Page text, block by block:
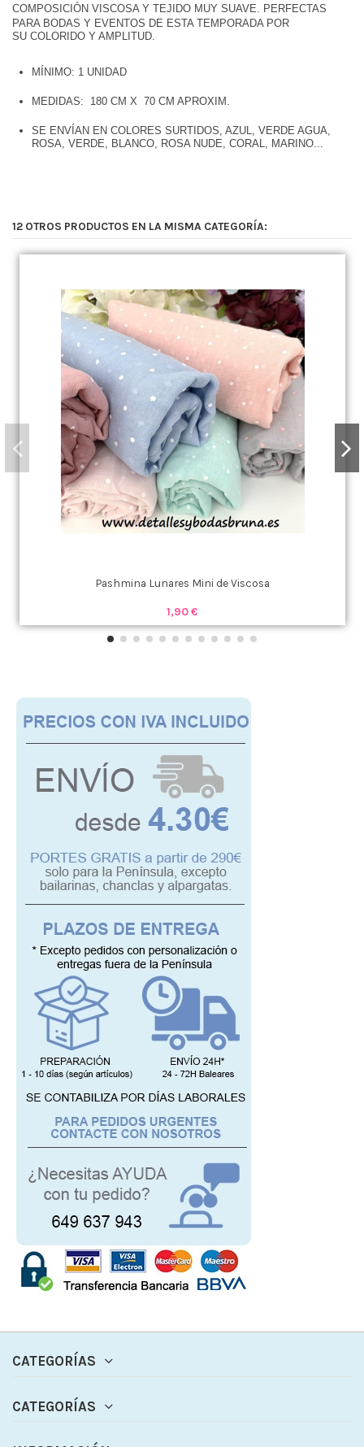
COMPOSICIÓN VISCOSA Y TEJIDO MUY SUAVE. PERFECTAS
PARA BODAS Y EVENTOS DE ESTA TEMPORADA POR
SU COLORIDO Y AMPLITUD.
MÍNIMO: 1 UNIDAD
MEDIDAS: 180 CM X 70 CM APROXIM.
SE ENVÍAN EN COLORES SURTIDOS, AZUL, VERDE AGUA,
ROSA, VERDE, BLANCO, ROSA NUDE, CORAL, MARINO...
12 OTROS PRODUCTOS EN LA MISMA CATEGORÍA:
Pashmina Lunares Mini de Viscosa
1,90 €
CATEGORÍAS
CATEGORÍAS